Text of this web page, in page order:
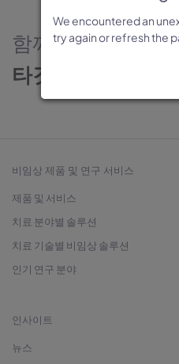
함께하는 신뢰의
타깃 발굴에서 치
비임상 제품 및 연구 서비스
제품 및 서비스
치료 분야별 솔루션
치료 기술별 비임상 솔루션
인기 연구 분야
인사이트
뉴스
We encountered an
try again or refresh the
We encountered an
try again or refresh the
We encountered an
try again or refresh the
We encountered an
try again or refresh the
We encountered an
try again or refresh the